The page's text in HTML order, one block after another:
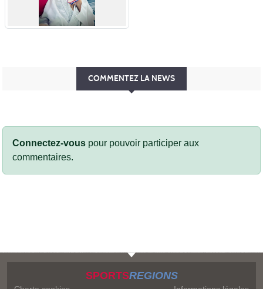
COMMENTEZ LA NEWS
Connectez-vous pour pouvoir participer aux
commentaires.
SPORTSREGIONS